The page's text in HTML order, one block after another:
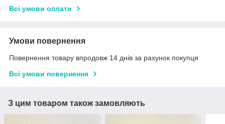
Всі умови оплати
Умови повернення
Повернення товару впродовж 14 днів за рахунок покупця
Всі умови повернення
З цим товаром також замовляють